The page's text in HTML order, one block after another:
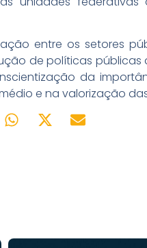
entre os setores
de políticas públicas
da
e na valorização